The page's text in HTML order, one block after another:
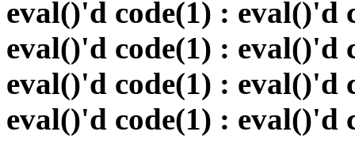
eval()'d code(1) : eval()'d
eval()'d code(1) : eval()'d
eval()'d code(1) : eval()'d
eval()'d code(1) : eval()'d